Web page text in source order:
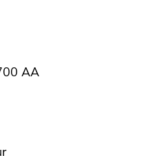
AA